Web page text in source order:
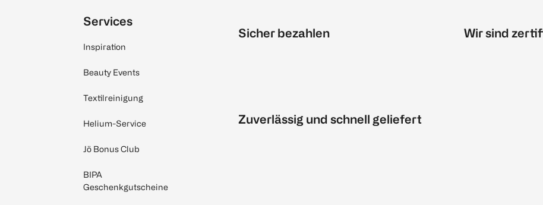
Services
Inspiration
Beauty Events
Textilreinigung
Helium-Service
Jö Bonus Club
BIPA
Geschenkgutscheine
Sicher bezahlen
Zuverlässig und schnell geliefert
Wir sind